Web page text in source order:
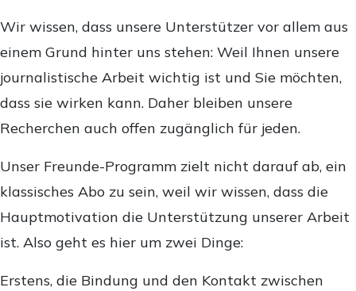
Wir wissen, dass unsere Unterstützer vor allem aus
einem Grund hinter uns stehen: Weil Ihnen unsere
journalistische Arbeit wichtig ist und Sie möchten,
dass sie wirken kann. Daher bleiben unsere
Recherchen auch offen zugänglich für jeden.
Unser Freunde-Programm zielt nicht darauf ab, ein
klassisches Abo zu sein, weil wir wissen, dass die
Hauptmotivation die Unterstützung unserer Arbeit
ist. Also geht es hier um zwei Dinge:
Erstens, die Bindung und den Kontakt zwischen